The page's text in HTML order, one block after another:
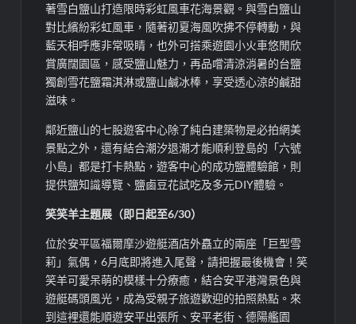
著雪白鹽山打造限時彩虹風車花海景觀。與雪白鹽山
對比繽紛彩虹風車，隨著初夏海風吹拂不停轉動，與
藍天相呼應非常吸睛，也外可搭乘遊園小火車悠閒欣
賞廣闊園區，感受鹽山魅力，再品嚐清涼消暑的台鹽
獨創雪花鹽霜淇淋或鹽山鹹冰棒，享受透心涼的鹹甜
滋味。
鄰近鹽山的七股遊客中心除了純白建築物是必拍網美
景點之外，還有結合潮汐退潮才能順利登島的「六號
小島」都是打卡熱點，遊客中心的成功鹽體驗館，則
提供鹽知識導覽、鹽鹵豆花試吃及多元DIY體驗。
笑笑羊主題展（即日起至6/30）
位於安平區福爾摩沙遊艇酒店外矗立的兩座「巨型雪
莉」氣偶，6月底即將進入尾聲，請把握最後機會！笑
笑羊可愛呆萌的模樣十分療癒，結合安平港灣景色與
遊艇碼頭風光，成為受親子旅遊歡迎的拍照熱點。來
到這裡還能順遊安平出張所、安平老街、德陽艦園